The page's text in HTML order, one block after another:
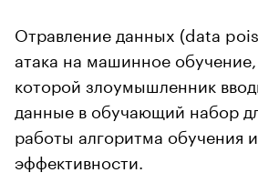
Отравление данных (data
атака на машинное
которой злоумышленник
данные в обучающий набор
работы алгоритма обучения
эффективности.